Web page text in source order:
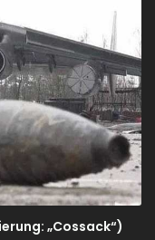
„Cossack“)